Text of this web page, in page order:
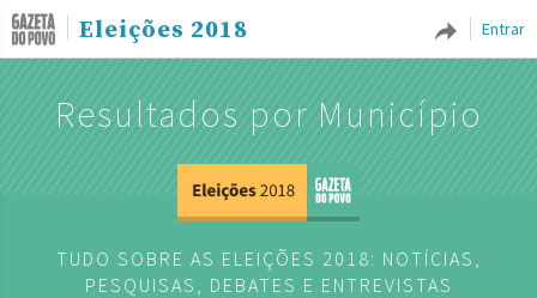
Entrar
Eleições 2018
Resultados por Município
TUDO SOBRE AS ELEIÇÕES 2018: NOTÍCIAS,
PESQUISAS, DEBATES E ENTREVISTAS